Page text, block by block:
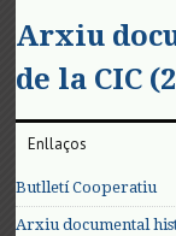
Arxiu
de la CIC
Enllaços
Butlletí Cooperatiu
Arxiu documental